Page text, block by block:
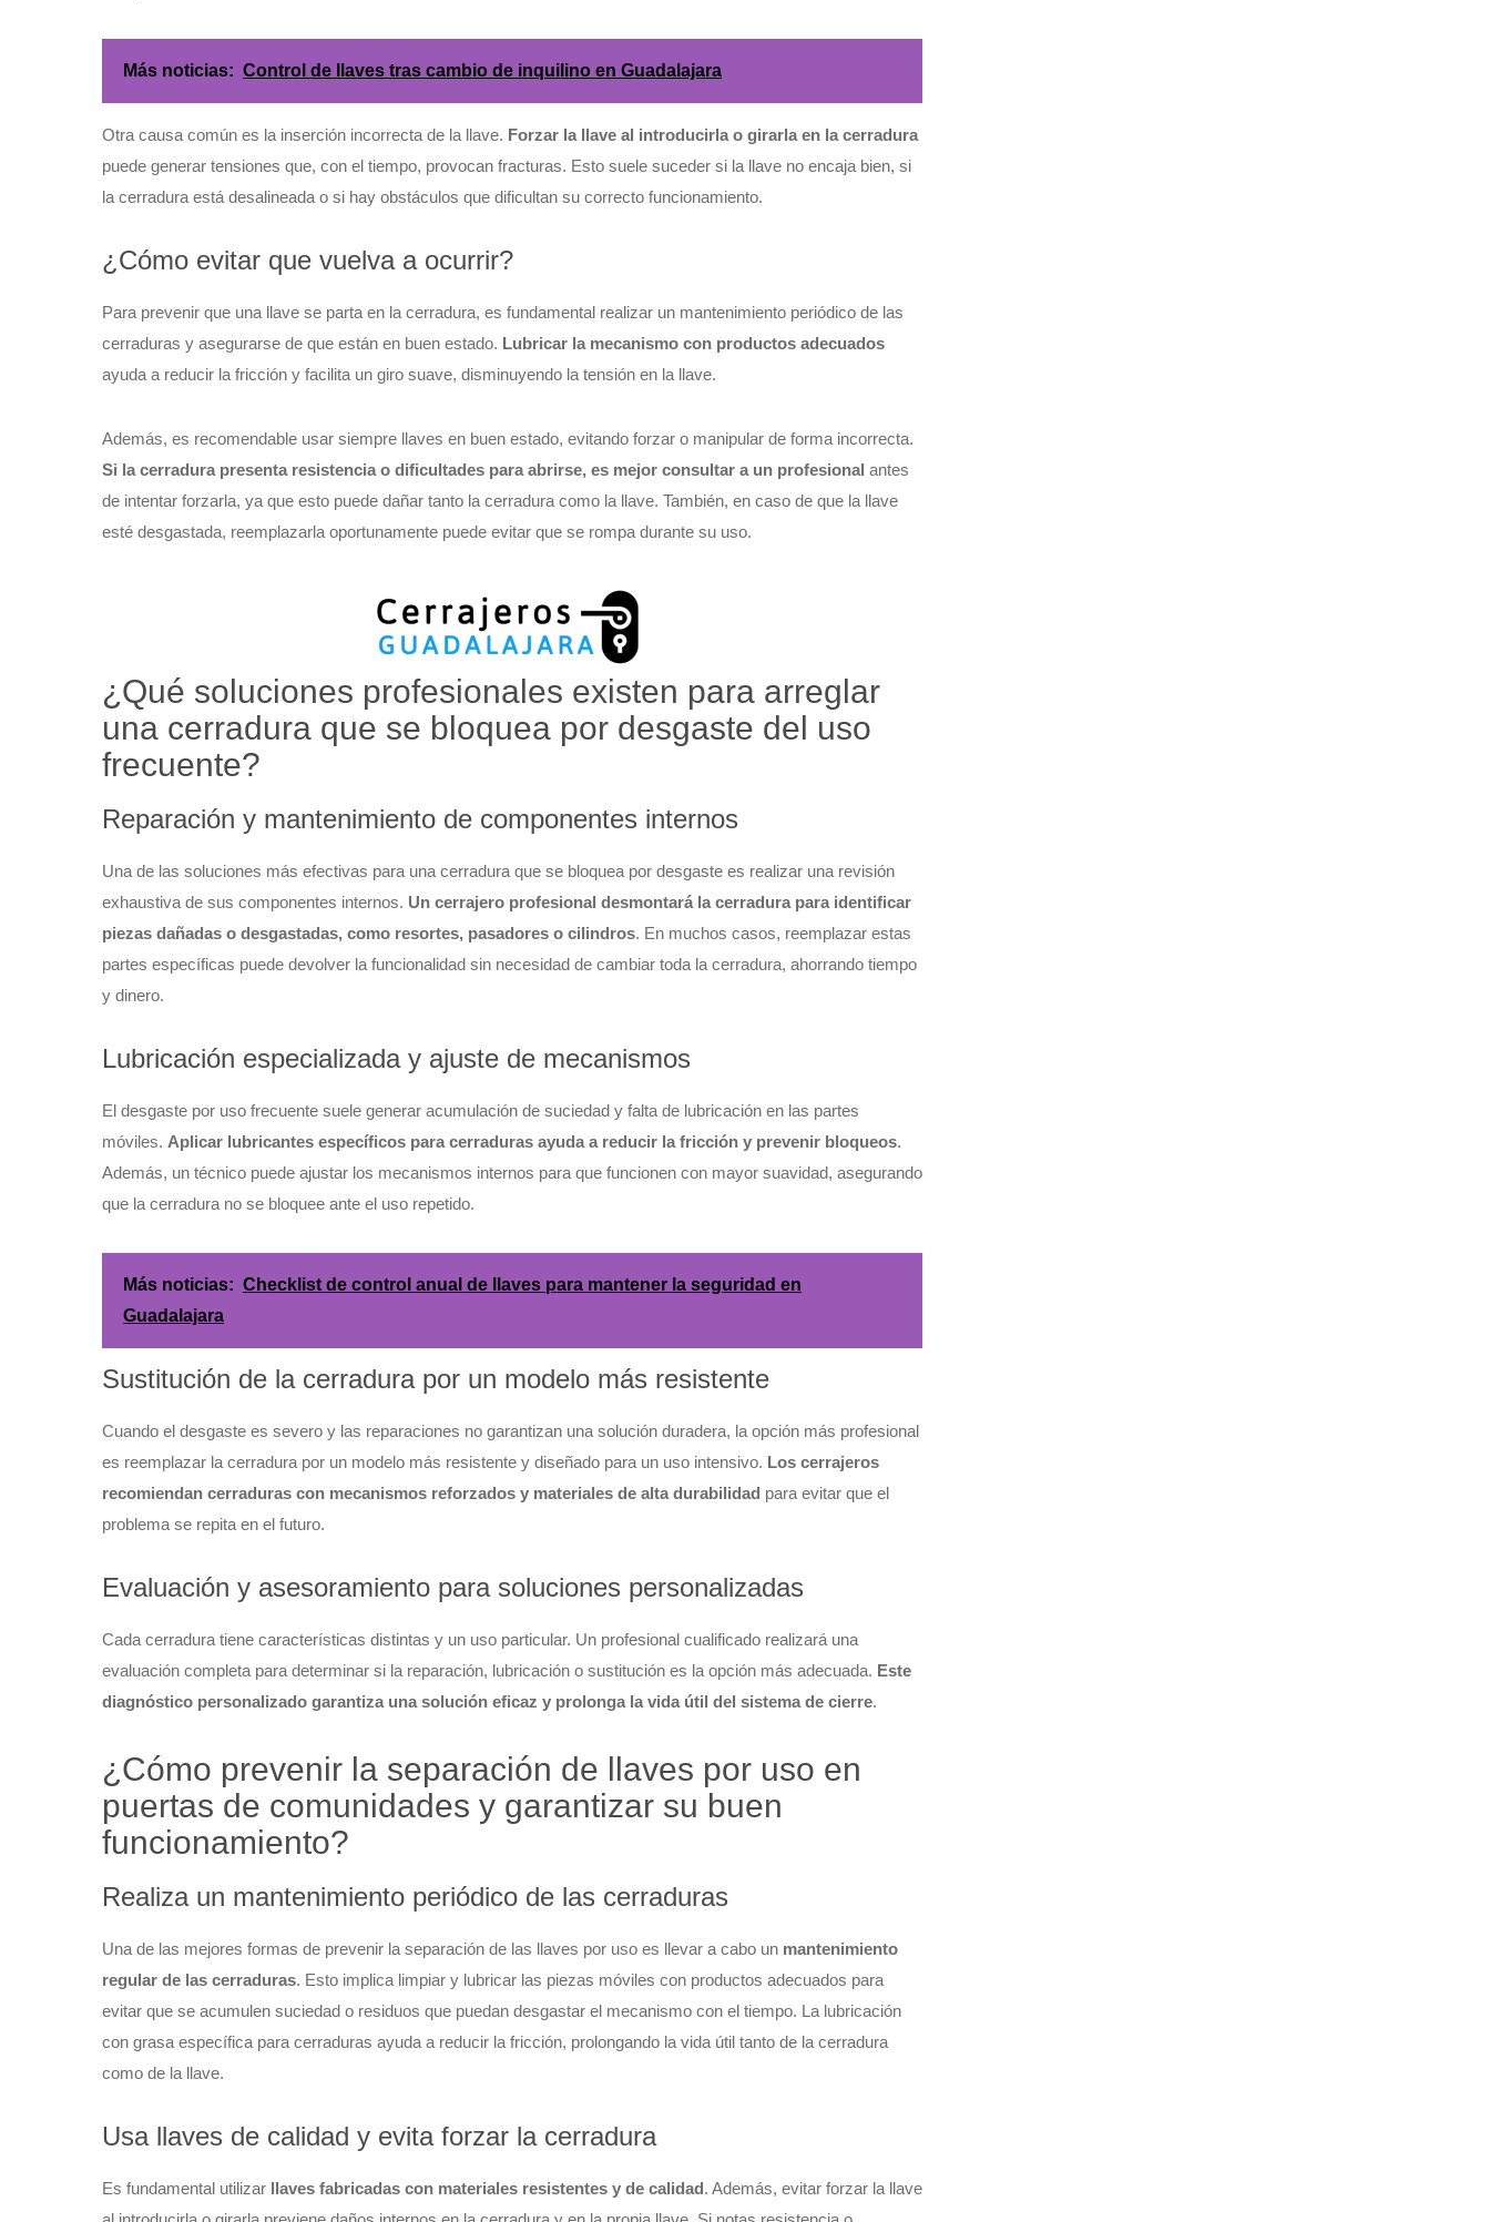
Más noticias: Control de llaves tras cambio de inquilino en Guadalajara
Otra causa común es la inserción incorrecta de la llave. Forzar la llave al introducirla o girarla en la cerradura
puede generar tensiones que, con el tiempo, provocan fracturas. Esto suele suceder si la llave no encaja bien, si
la cerradura está desalineada o si hay obstáculos que dificultan su correcto funcionamiento.
¿Cómo evitar que vuelva a ocurrir?
Para prevenir que una llave se parta en la cerradura, es fundamental realizar un mantenimiento periódico de las
cerraduras y asegurarse de que están en buen estado. Lubricar la mecanismo con productos adecuados
ayuda a reducir la fricción y facilita un giro suave, disminuyendo la tensión en la llave.
Además, es recomendable usar siempre llaves en buen estado, evitando forzar o manipular de forma incorrecta.
Si la cerradura presenta resistencia o dificultades para abrirse, es mejor consultar a un profesional antes
de intentar forzarla, ya que esto puede dañar tanto la cerradura como la llave. También, en caso de que la llave
esté desgastada, reemplazarla oportunamente puede evitar que se rompa durante su uso.
¿Qué soluciones profesionales existen para arreglar
una cerradura que se bloquea por desgaste del uso
frecuente?
Reparación y mantenimiento de componentes internos
Una de las soluciones más efectivas para una cerradura que se bloquea por desgaste es realizar una revisión
exhaustiva de sus componentes internos. Un cerrajero profesional desmontará la cerradura para identificar
piezas dañadas o desgastadas, como resortes, pasadores o cilindros. En muchos casos, reemplazar estas
partes específicas puede devolver la funcionalidad sin necesidad de cambiar toda la cerradura, ahorrando tiempo
y dinero.
Lubricación especializada y ajuste de mecanismos
El desgaste por uso frecuente suele generar acumulación de suciedad y falta de lubricación en las partes
móviles. Aplicar lubricantes específicos para cerraduras ayuda a reducir la fricción y prevenir bloqueos.
Además, un técnico puede ajustar los mecanismos internos para que funcionen con mayor suavidad, asegurando
que la cerradura no se bloquee ante el uso repetido.
Más noticias: Checklist de control anual de llaves para mantener la seguridad en
Guadalajara
Sustitución de la cerradura por un modelo más resistente
Cuando el desgaste es severo y las reparaciones no garantizan una solución duradera, la opción más profesional
es reemplazar la cerradura por un modelo más resistente y diseñado para un uso intensivo. Los cerrajeros
recomiendan cerraduras con mecanismos reforzados y materiales de alta durabilidad para evitar que el
problema se repita en el futuro.
Evaluación y asesoramiento para soluciones personalizadas
Cada cerradura tiene características distintas y un uso particular. Un profesional cualificado realizará una
evaluación completa para determinar si la reparación, lubricación o sustitución es la opción más adecuada. Este
diagnóstico personalizado garantiza una solución eficaz y prolonga la vida útil del sistema de cierre.
¿Cómo prevenir la separación de llaves por uso en
puertas de comunidades y garantizar su buen
funcionamiento?
Realiza un mantenimiento periódico de las cerraduras
Una de las mejores formas de prevenir la separación de las llaves por uso es llevar a cabo un mantenimiento
regular de las cerraduras. Esto implica limpiar y lubricar las piezas móviles con productos adecuados para
evitar que se acumulen suciedad o residuos que puedan desgastar el mecanismo con el tiempo. La lubricación
con grasa específica para cerraduras ayuda a reducir la fricción, prolongando la vida útil tanto de la cerradura
como de la llave.
Usa llaves de calidad y evita forzar la cerradura
Es fundamental utilizar llaves fabricadas con materiales resistentes y de calidad. Además, evitar forzar la llave